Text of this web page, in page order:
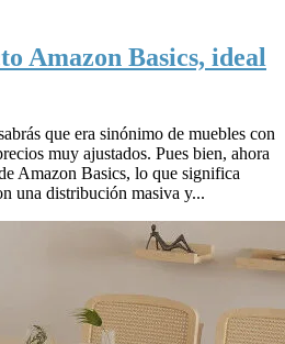
Amazon Basics, ideal
que era sinónimo de muebles con
muy ajustados. Pues bien, ahora
Amazon Basics, lo que significa
una distribución masiva y...